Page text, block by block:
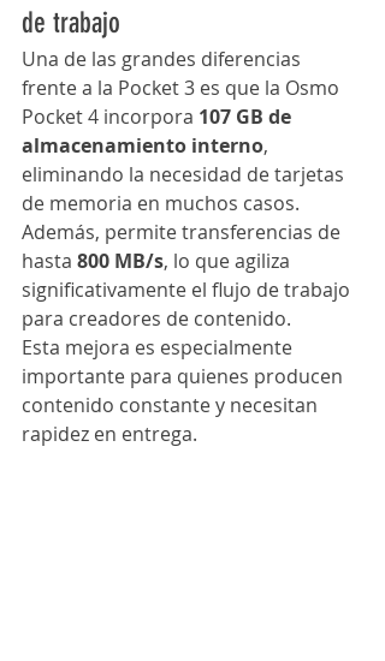
de trabajo
Una de las grandes diferencias
frente a la Pocket 3 es que la Osmo
Pocket 4 incorpora 107 GB de
almacenamiento interno,
eliminando la necesidad de tarjetas
de memoria en muchos casos.
Además, permite transferencias de
hasta 800 MB/s, lo que agiliza
significativamente el flujo de trabajo
para creadores de contenido.
Esta mejora es especialmente
importante para quienes producen
contenido constante y necesitan
rapidez en entrega.